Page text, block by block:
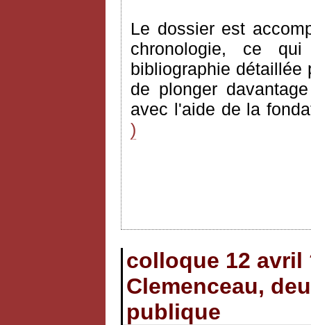
Le dossier est
chronologie, ce
bibliographie détaillée
de plonger
avec l'aide de la
)
colloque 12 avril
Clemenceau,
publique